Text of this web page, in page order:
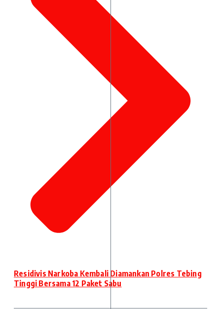
Residivis Narkoba Kembali Diamankan Polres Tebing
Tinggi Bersama 12 Paket Sabu